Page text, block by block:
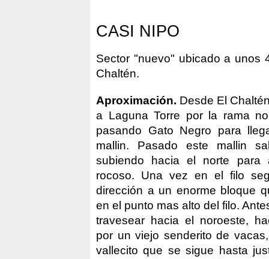
CASI NIPO
Sector "nuevo" ubicado a unos
Chaltén.
Aproximación. Desde El
a Laguna Torre por la rama
pasando Gato Negro para
mallin. Pasado este mallin
subiendo hacia el norte para
rocoso. Una vez en el filo
dirección a un enorme bloque
en el punto mas alto del filo.
travesear hacia el noroeste,
por un viejo senderito de
vallecito que se sigue hasta